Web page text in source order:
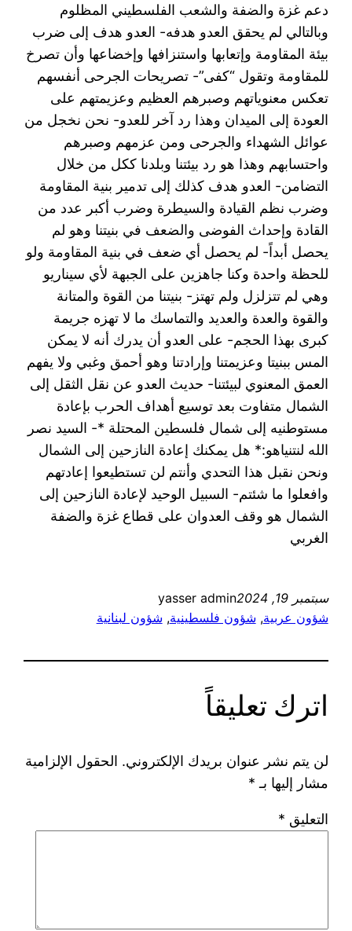
دعم غزة والضفة والشعب الفلسطيني المظلوم
وبالتالي لم يحقق العدو هدفه- العدو هدف إلى ضرب
بيئة المقاومة وإتعابها واستنزافها وإخضاعها وأن تصرخ
للمقاومة وتقول “كفى”- تصريحات الجرحى أنفسهم
تعكس معنوياتهم وصبرهم العظيم وعزيمتهم على
العودة إلى الميدان وهذا رد آخر للعدو- نحن نخجل من
عوائل الشهداء والجرحى ومن عزمهم وصبرهم
واحتسابهم وهذا هو رد بيئتنا وبلدنا ككل من خلال
التضامن- العدو هدف كذلك إلى تدمير بنية المقاومة
وضرب نظم القيادة والسيطرة وضرب أكبر عدد من
القادة وإحداث الفوضى والضعف في بنيتنا وهو لم
يحصل أبداً- لم يحصل أي ضعف في بنية المقاومة ولو
للحظة واحدة وكنا جاهزين على الجبهة لأي سيناريو
وهي لم تتزلزل ولم تهتز- بنيتنا من القوة والمتانة
والقوة والعدة والعديد والتماسك ما لا تهزه جريمة
كبرى بهذا الحجم- على العدو أن يدرك أنه لا يمكن
المس ببنيتا وعزيمتنا وإرادتنا وهو أحمق وغبي ولا يفهم
العمق المعنوي لبيئتنا- حديث العدو عن نقل الثقل إلى
الشمال متفاوت بعد توسيع أهداف الحرب بإعادة
مستوطنيه إلى شمال فلسطين المحتلة *- السيد نصر
الله لنتنياهو:* هل يمكنك إعادة النازحين إلى الشمال
ونحن نقبل هذا التحدي وأنتم لن تستطيعوا إعادتهم
وافعلوا ما شئتم- السبيل الوحيد لإعادة النازحين إلى
الشمال هو وقف العدوان على قطاع غزة والضفة
الغربي
سبتمبر 19, 2024
yasser admin
شؤون عربية, شؤون فلسطينية, شؤون لبنانية
اترك تعليقاً
لن يتم نشر عنوان بريدك الإلكتروني. الحقول الإلزامية
مشار إليها بـ *
التعليق *